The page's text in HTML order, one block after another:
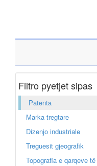
Filtro pyetjet sipas
Patenta
Marka tregtare
Dizenjo industriale
Treguesit gjeografik
Topografia e qarqeve